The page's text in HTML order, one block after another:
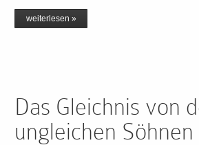
weiterlesen »
Das Gleichnis von
ungleichen Söhnen